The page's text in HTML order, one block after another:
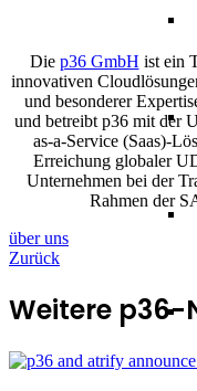
Die p36 GmbH ist ein
innovativen
und besonderer
und betreibt p36 mit der
as-a-Service (Saas)-
Erreichung globaler
Unternehmen bei der
Rahmen der
über uns
Zurück
Weitere p36-